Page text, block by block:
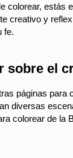
estás
creativo y
fe.
sobre el
páginas
diversas
colorear de la